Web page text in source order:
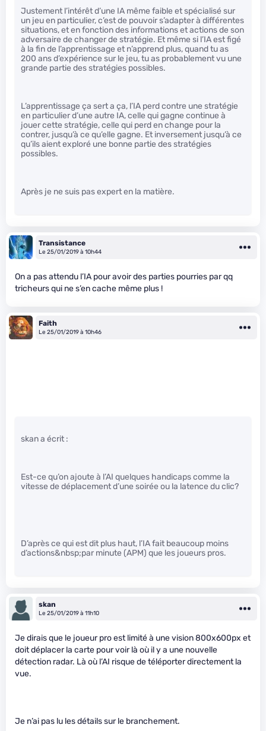
Justement l’intérêt d’une IA même faible et spécialisé sur
un jeu en particulier, c’est de pouvoir s’adapter à différentes
situations, et en fonction des informations et actions de son
adversaire de changer de stratégie. Et même si l’IA est figé
à la fin de l’apprentissage et n’apprend plus, quand tu as
200 ans d’expérience sur le jeu, tu as probablement vu une
grande partie des stratégies possibles.
L’apprentissage ça sert a ça, l’IA perd contre une stratégie
en particulier d’une autre IA, celle qui gagne continue à
jouer cette stratégie, celle qui perd en change pour la
contrer, jusqu’à ce qu’elle gagne. Et inversement jusqu’à ce
qu’ils aient exploré une bonne partie des stratégies
possibles.
Après je ne suis pas expert en la matière.
Transistance
Le 25/01/2019 à 10h44
On a pas attendu l’IA pour avoir des parties pourries par qq
tricheurs qui ne s’en cache même plus !
Faith
Le 25/01/2019 à 10h46
skan a écrit :
Est-ce qu’on ajoute à l’AI quelques handicaps comme la
vitesse de déplacement d’une soirée ou la latence du clic?
D’après ce qui est dit plus haut, l’IA fait beaucoup moins
d’actions&nbsp;par minute (APM) que les joueurs pros.
skan
Le 25/01/2019 à 11h10
Je dirais que le joueur pro est limité à une vision 800x600px et
doit déplacer la carte pour voir là où il y a une nouvelle
détection radar. Là où l’AI risque de téléporter directement la
vue.
Je n’ai pas lu les détails sur le branchement.